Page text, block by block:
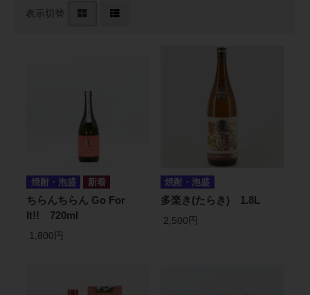
表示切替
焼酎・泡盛
ちらんちらん Go For
It!! 720ml
1,800円
焼酎・泡盛
多楽き(たらき) 1.8L
2,500円